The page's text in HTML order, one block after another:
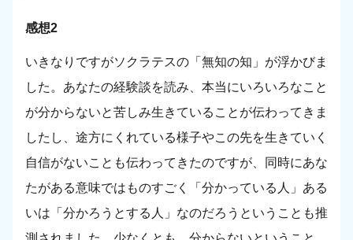
感想2
いきなりですがソクラテスの「無知の知」が浮かびま
した。あなたの経験談を読み、本当にいろいろなこと
が分からないと苦しみ生きていることが伝わってきま
したし、途方にくれている様子やこの先を生きていく
自信がないことも伝わってきたのですが、同時にあな
たがある意味ではものすごく「分かっている人」ある
いは「分かろうとする人」なのだろうということも推